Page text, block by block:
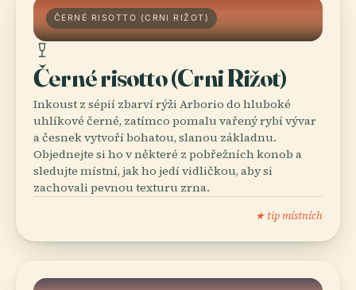
ČERNÉ RISOTTO (CRNI RIŽOT)
Černé risotto (Crni Rižot)
Inkoust z sépií zbarví rýži Arborio do hluboké
uhlíkové černé, zatímco pomalu vařený rybí vývar
a česnek vytvoří bohatou, slanou základnu.
Objednejte si ho v některé z pobřežních konob a
sledujte místní, jak ho jedí vidličkou, aby si
zachovali pevnou texturu zrna.
★ tip místních